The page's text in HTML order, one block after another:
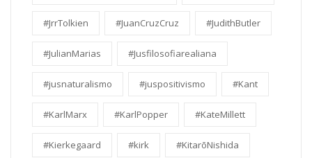
#JrrTolkien #JuanCruzCruz #JudithButler
#JulianMarias #Jusfilosofiarealiana
#jusnaturalismo #juspositivismo #Kant
#KarlMarx #KarlPopper #KateMillett
#Kierkegaard #kirk #KitarōNishida